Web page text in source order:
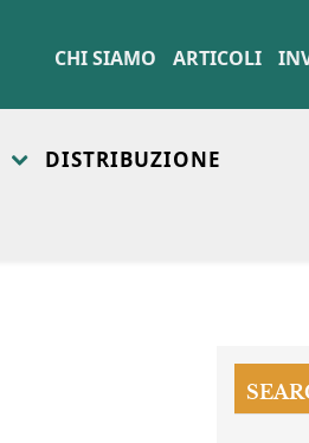
CHI SIAMO ARTICOLI
DISTRIBUZIONE